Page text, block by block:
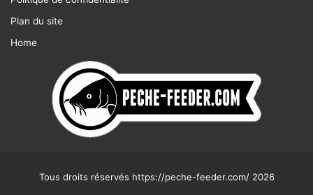
Plan du site
Home
Tous droits réservés https://peche-feeder.com/ 2026